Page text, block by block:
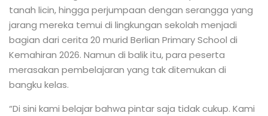
tanah licin, hingga perjumpaan dengan serangga yang
jarang mereka temui di lingkungan sekolah menjadi
bagian dari cerita 20 murid Berlian Primary School di
Kemahiran 2026. Namun di balik itu, para peserta
merasakan pembelajaran yang tak ditemukan di
bangku kelas.
“Di sini kami belajar bahwa pintar saja tidak cukup. Kami